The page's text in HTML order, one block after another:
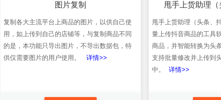
图片复制
复制各大主流平台上商品的图片，以供自己使
用，如上传到自己的店铺等，与复制商品不同
的是，本功能只导出图片，不导出数据包，特
供仅需要图片的用户使用。 详情>>
甩手上货助理
甩手上货助理（头条、
量上传抖音商品的工具
商品，并智能转换为头
支持批量修改并上传到
中。 详情>>